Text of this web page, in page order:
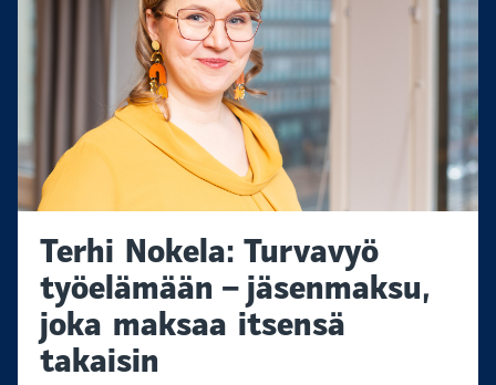
Terhi Nokela: Turvavyö
työelämään – jäsenmaksu,
joka maksaa itsensä
takaisin